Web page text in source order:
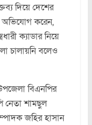
দিয়ে দেশের
অভিযোগ করেন,
ক্যাডার নিয়ে
চালায়নি বলেও
বিএনপির
নেতা শামছুল
জহির হাসান